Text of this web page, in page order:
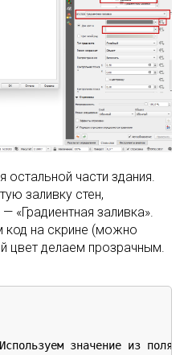
остальной части здания.
заливку стен,
«Градиентная заливка».
код на скрине (можно
цвет делаем прозрачным.
значение из поля